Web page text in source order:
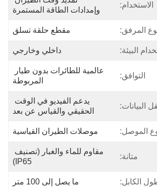
الاستخدام:
وإمدادات الطاقة المستمرة
المرفق: مقطع حلقة تسلق
البيئة: داخلي وخارجي
التوافق:
المربوطة
البيانات:
الحقيقي والقياس عن بعد
الموصل: موصلات الطيران القياسية
متانة:
IP65)
الكابل: ما يصل إلى 100 متر